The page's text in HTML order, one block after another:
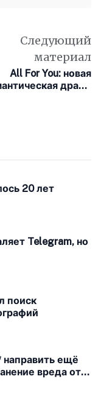
Следующий
материал
All For You: новая
драма
20 лет
Telegram, но
поиск
направить ещё
вреда от